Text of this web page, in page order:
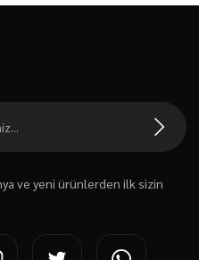
ve yeni ürünlerden ilk sizin